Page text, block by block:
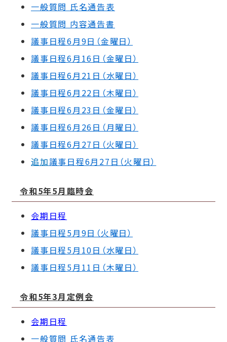
一般質問 氏名通告表
一般質問 内容通告書
議事日程6月9日（金曜日）
議事日程6月16日（金曜日）
議事日程6月21日（水曜日）
議事日程6月22日（木曜日）
議事日程6月23日（金曜日）
議事日程6月26日（月曜日）
議事日程6月27日（火曜日）
追加議事日程6月27日（火曜日）
令和5年5月臨時会
会期日程
議事日程5月9日（火曜日）
議事日程5月10日（水曜日）
議事日程5月11日（木曜日）
令和5年3月定例会
会期日程
一般質問 氏名通告表